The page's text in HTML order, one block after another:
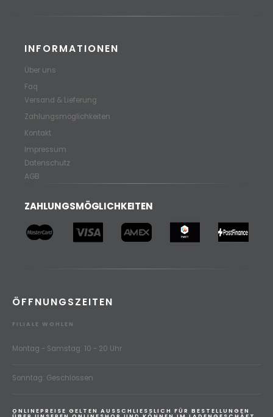
INFORMATIONEN
Über uns
Faq
Versand & Lieferung
Zahlungsmöglichkeiten
Kontakt
Impressum
Datenschutz
AGB
ZAHLUNGSMÖGLICHKEITEN
ÖFFNUNGSZEITEN
FILIALE WOHLEN
Montag - Samstag: 10 - 20 Uhr
Sonntag: Geschlossen
ONLINEPREISE GELTEN AUSSCHLIESSLICH FÜR BESTELLUNGEN